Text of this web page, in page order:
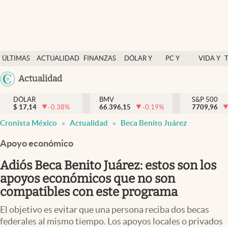
ÚLTIMAS
NOTICIAS
ACTUALIDAD
FINANZAS
DÓLAR Y
PC Y
VIDA Y
México
Actualidad
Actualidad
Finanzas y economía
Dólar y mercados
Pc y celular
Vida y estilo
Tv
DÓLAR
$ 17,14 -0.38%
BMV
66.396,15
-0.19%
S&P 500
7709,96
Cronista México Actualidad Beca Benito Juárez
Apoyo económico
Adiós Beca Benito Juárez: estos son los
apoyos económicos que no son
compatibles con este programa
El objetivo es evitar que una persona reciba dos becas
federales al mismo tiempo. Los apoyos locales o privados